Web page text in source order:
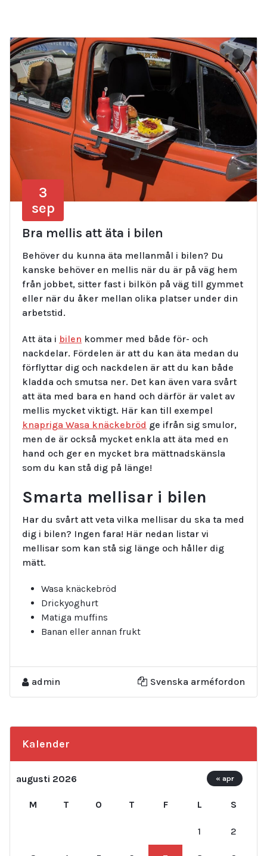
3
sep
Bra mellis att äta i bilen
Behöver du kunna äta mellanmål i bilen? Du
kanske behöver en mellis när du är på väg hem
från jobbet, sitter fast i bilkön på väg till gymmet
eller när du åker mellan olika platser under din
arbetstid.
Att äta i bilen kommer med både för- och
nackdelar. Fördelen är att du kan äta medan du
förflyttar dig och nackdelen är att du kan både
kladda och smutsa ner. Det kan även vara svårt
att äta med bara en hand och därför är valet av
mellis mycket viktigt. Här kan till exempel
knapriga Wasa knäckebröd ge ifrån sig smulor,
men de är också mycket enkla att äta med en
hand och ger en mycket bra mättnadskänsla
som du kan stå dig på länge!
Smarta mellisar i bilen
Har du svårt att veta vilka mellisar du ska ta med
dig i bilen? Ingen fara! Här nedan listar vi
mellisar som kan stå sig länge och håller dig
mätt.
Wasa knäckebröd
Drickyoghurt
Matiga muffins
Banan eller annan frukt
admin Svenska arméfordon
Kalender
augusti 2026
M T O T F L S
1 2
« apr